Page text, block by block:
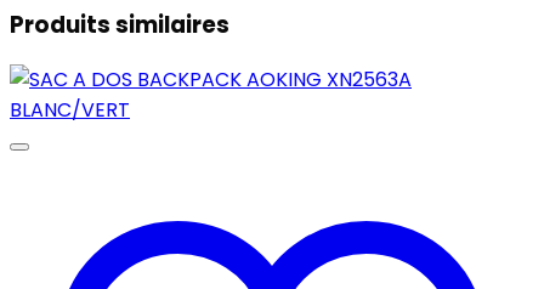
Produits similaires